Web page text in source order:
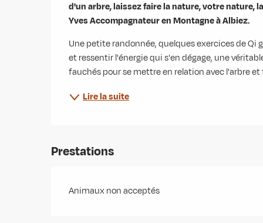
d'un arbre, laissez faire la nature, votre nature,
Yves Accompagnateur en Montagne à Albiez.
Une petite randonnée, quelques exercices de Qi
et ressentir l'énergie qui s'en dégage, une
fauchés pour se mettre en relation avec l'arbre et
Lire la suite
Prestations
Animaux non acceptés